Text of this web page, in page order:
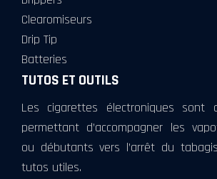
Clearomiseurs
Drip Tip
Batteries
TUTOS ET OUTILS
Les cigarettes électroniques sont
permettant d’accompagner les
ou débutants vers l’arrêt du
tutos utiles.